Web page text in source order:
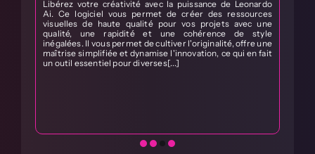
Suno.ai
Suno.ai est un logiciel révolutionnaire qui permet à
quiconque, des chanteurs de douche aux artistes
professionnels, de créer de la musique sans avoir besoin
d'instruments de musique. Avec juste votre imagination,
vous pouvez créer vos propres chansons sans effort.